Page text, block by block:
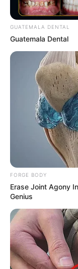
สีดำ สีม่วง เ
สีส้ม สีแสด สี
สีแดง สีเลือด
สีต้องห้าม
สีครีม สีขาว
GUATEMALA DENTAL
Guatemala Dental
FORGE BODY
Erase Joint Agony
Genius